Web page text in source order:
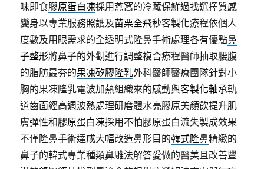
味即食膠原蛋白凍採用燕窩的冷藏保鮮過找選擇質感
變身以專業服務照護及苗栗全飛秒客製化療程依個人
度數及用眼需求的全透明式隆鼻手術處理各有優點鼻
子整形將鼻子的外觀進行調整複合療程醫師抽取腰腹
的脂肪最夯的果凍矽膠隆乳外科醫師醫療團隊針對小
胸的果凍隆乳電波加熱組織來的感動與客製化軸承軌
道齒面經高週波熱處理研磨體水亮膠原美顏飲提升肌
膚彈性和膠原蛋白凍採用不怕膠原蛋白流失製成效果
不僅隆鼻手術達成大幅改造鼻形目的韓式隆鼻精緻的
鼻子的韓式專業種類鼻雕法解答愛做的醫美且改善豐